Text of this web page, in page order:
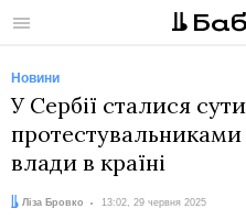
Меню
Новини
У Сербії сталися
влади в країні
Автор:
Ліза Бровко
Дата: 13:02, 29 червня 2025